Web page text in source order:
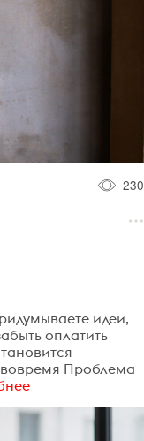
230
идеи,
оплатить
Проблема